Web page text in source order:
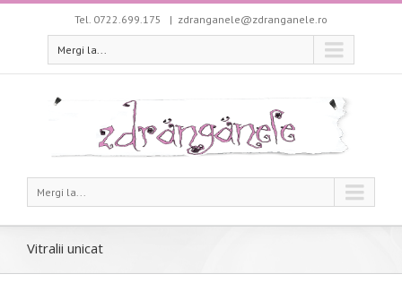
Tel. 0722.699.175 | zdranganele@zdranganele.ro
Mergi la...
Mergi la...
Vitralii unicat